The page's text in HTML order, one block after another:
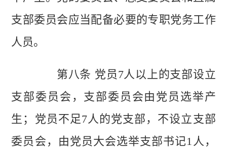
支部委员会应当配备必要的专职党务工作
人员。
第八条 党员7人以上的支部设立
支部委员会，支部委员会由党员选举产
生；党员不足7人的党支部，不设立支部
委员会，由党员大会选举支部书记1人，